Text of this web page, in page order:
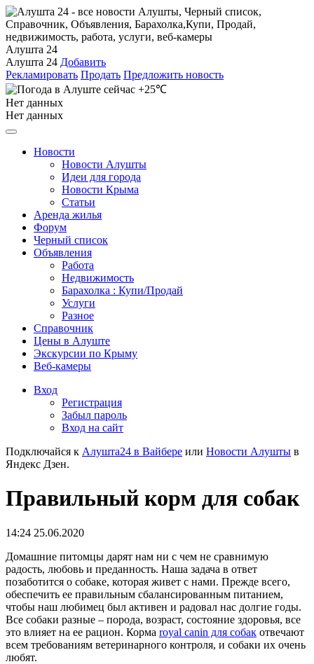
Алушта 24
Алушта 24 Добавить
Рекламировать Продать Предложить новость
+25℃
Нет данных
Нет данных
Новости
Новости Алушты
Идеи для города
Новости Крыма
Статьи
Аренда жилья
Форум
Черный список
Объявления
Работа
Недвижимость
Барахолка : Купи/Продай
Услуги
Разное
Справочник
Цены в Алуште
Экскурсии по Крыму
Веб-камеры
Вход
Регистрация
Забыл пароль
Вход на сайт
Подключайся к Алушта24 в Вайбере или Новости Алушты в
Яндекс Дзен.
Правильный корм для собак
14:24 25.06.2020
Домашние питомцы дарят нам ни с чем не сравнимую
радость, любовь и преданность. Наша задача в ответ
позаботится о собаке, которая живет с нами. Прежде всего,
обеспечить ее правильным сбалансированным питанием,
чтобы наш любимец был активен и радовал нас долгие годы.
Все собаки разные – порода, возраст, состояние здоровья, все
это влияет на ее рацион. Корма royal canin для собак отвечают
всем требованиям ветеринарного контроля, и собаки их очень
любят.